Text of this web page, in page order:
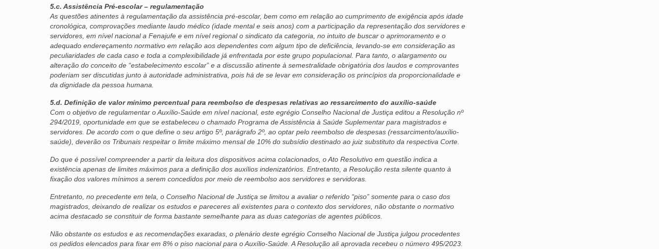
5.c. Assistência Pré-escolar – regulamentação
As questões atinentes à regulamentação da assistência pré-escolar, bem como em relação ao cumprimento de exigência após idade
cronológica, comprovações mediante laudo médico (idade mental e seis anos) com a participação da representação dos servidores e
servidores, em nível nacional a Fenajufe e em nível regional o sindicato da categoria, no intuito de buscar o aprimoramento e o
adequado endereçamento normativo em relação aos dependentes com algum tipo de deficiência, levando-se em consideração as
peculiaridades de cada caso e toda a complexibilidade já enfrentada por este grupo populacional. Para tanto, o alargamento ou
alteração do conceito de “estabelecimento escolar” e a discussão atinente à semestralidade obrigatória dos laudos e comprovantes
poderiam ser discutidas junto à autoridade administrativa, pois há de se levar em consideração os princípios da proporcionalidade e
da dignidade da pessoa humana.
5.d. Definição de valor mínimo percentual para reembolso de despesas relativas ao ressarcimento do auxílio-saúde
Com o objetivo de regulamentar o Auxílio-Saúde em nível nacional, este egrégio Conselho Nacional de Justiça editou a Resolução nº
294/2019, oportunidade em que se estabeleceu o chamado Programa de Assistência à Saúde Suplementar para magistrados e
servidores. De acordo com o que define o seu artigo 5º, parágrafo 2º, ao optar pelo reembolso de despesas (ressarcimento/auxílio-
saúde), deverão os Tribunais respeitar o limite máximo mensal de 10% do subsídio destinado ao juiz substituto da respectiva Corte.
Do que é possível compreender a partir da leitura dos dispositivos acima colacionados, o Ato Resolutivo em questão indica a
existência apenas de limites máximos para a definição dos auxílios indenizatórios. Entretanto, a Resolução resta silente quanto à
fixação dos valores mínimos a serem concedidos por meio de reembolso aos servidores e servidoras.
Entretanto, no precedente em tela, o Conselho Nacional de Justiça se limitou a avaliar o referido “piso” somente para o caso dos
magistrados, deixando de realizar os estudos e pareceres ali existentes para o contexto dos servidores, não obstante o normativo
acima destacado se constituir de forma bastante semelhante para as duas categorias de agentes públicos.
Não obstante os estudos e as recomendações exaradas, o plenário deste egrégio Conselho Nacional de Justiça julgou procedentes
os pedidos elencados para fixar em 8% o piso nacional para o Auxílio-Saúde. A Resolução ali aprovada recebeu o número 495/2023.